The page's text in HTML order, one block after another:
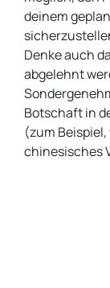
deinem
Denke auch
abgelehnt
Botschaft in
(zum
chinesisches